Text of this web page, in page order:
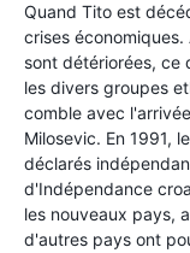
Quand Tito est
crises
sont détériorées, ce
les divers groupes
comble avec
Milosevic. En 1991,
déclarés
d'Indépendance
les nouveaux pays,
d'autres pays ont